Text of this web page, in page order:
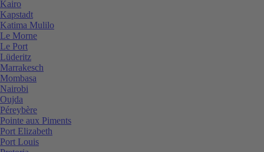
Kairo
Kapstadt
Katima Mulilo
Le Morne
Le Port
Lüderitz
Marrakesch
Mombasa
Nairobi
Oujda
Péreybère
Pointe aux Piments
Port Elizabeth
Port Louis